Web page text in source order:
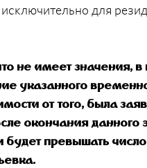
для
не имеет значения,
указанного
от того, была
окончания
превышать